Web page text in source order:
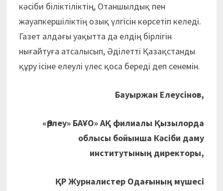
кәсіби біліктіліктің, Отаншылдық пен
жауапкершіліктің озық үлгісін көрсетіп келеді.
Газет алдағы уақытта да елдің бірлігін
нығайтуға атсалысып, Әділетті Қазақстанды
құру ісіне елеулі үлес қоса береді деп сенемін.
Бауыржан Елеусінов,
«Өрлеу» БАҰО» АҚ филиалы Қызылорда
облысы бойынша Кәсіби даму
институтының директоры,
ҚР Журналистер Одағының мүшесі